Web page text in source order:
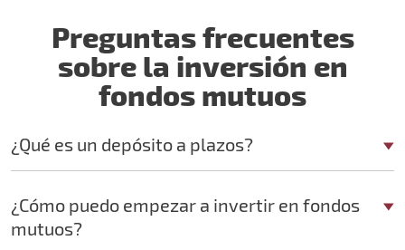
Preguntas frecuentes
sobre la inversión en
fondos mutuos
¿Qué es un depósito a plazos?
¿Cómo puedo empezar a invertir en fondos
mutuos?